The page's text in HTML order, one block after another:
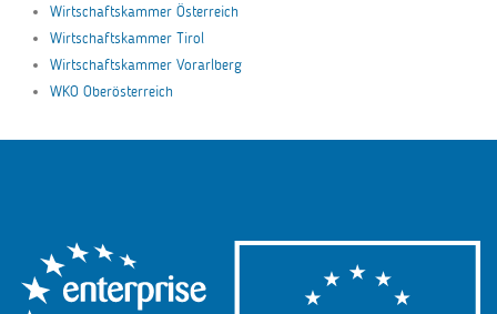
Wirtschaftskammer Österreich
Wirtschaftskammer Tirol
Wirtschaftskammer Vorarlberg
WKO Oberösterreich